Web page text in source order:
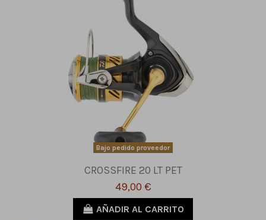
Bajo pedido proveedor
CROSSFIRE 20 LT PET
49,00 €
AÑADIR AL CARRITO